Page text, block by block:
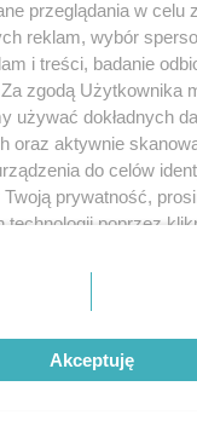
przeglądania w celu
reklam, wybór
i treści, badanie
Za zgodą Użytkownika
używać dokładnych
oraz aktywnie
do celów
prywatność,
technologii poprzez
przycisk
dolnym rogu
danych nie
prawo sprzeciwić
będą miały
Akceptuję